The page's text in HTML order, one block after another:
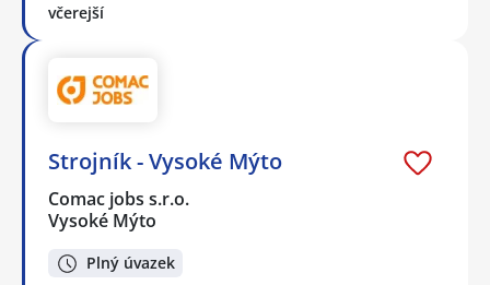
včerejší
Strojník - Vysoké Mýto
Comac jobs s.r.o.
Vysoké Mýto
Plný úvazek